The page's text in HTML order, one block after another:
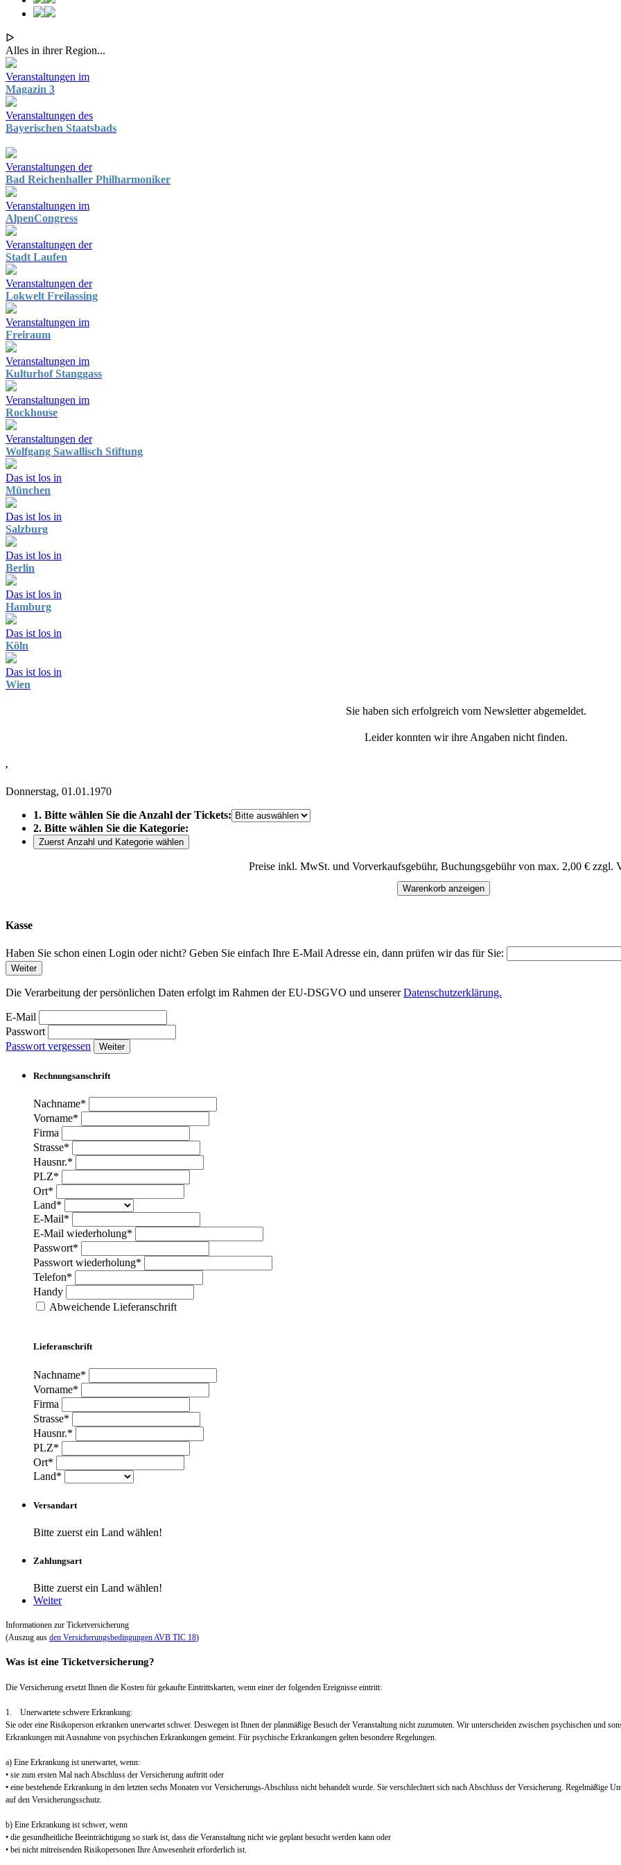
ᐅ
Alles in ihrer Region...
Veranstaltungen im
Magazin 3
Veranstaltungen des
Bayerischen Staatsbads
Veranstaltungen der
Bad Reichenhaller Philharmoniker
Veranstaltungen im
AlpenCongress
Veranstaltungen der
Stadt Laufen
Veranstaltungen der
Lokwelt Freilassing
Veranstaltungen im
Freiraum
Veranstaltungen im
Kulturhof Stanggass
Veranstaltungen im
Rockhouse
Veranstaltungen der
Wolfgang Sawallisch Stiftung
Das ist los in
München
Das ist los in
Salzburg
Das ist los in
Berlin
Das ist los in
Hamburg
Das ist los in
Köln
Das ist los in
Wien
Sie haben sich erfolgreich vom Newsletter abgemeldet.
Leider konnten wir ihre Angaben nicht finden.
,
Donnerstag, 01.01.1970
1. Bitte wählen Sie die Anzahl der Tickets:
2. Bitte wählen Sie die Kategorie:
Zuerst Anzahl und Kategorie wählen
Preise inkl. MwSt. und Vorverkaufsgebühr, Buchungsgebühr von max. 2,00 € zzgl.
Warenkorb anzeigen
Kasse
Haben Sie schon einen Login oder nicht? Geben Sie einfach Ihre E-Mail Adresse ein, dann prüfen wir das für Sie:
Weiter
Die Verarbeitung der persönlichen Daten erfolgt im Rahmen der EU-DSGVO und unsererDatenschutzerklärung.
E-Mail
Passwort
Passwort vergessen
Weiter
Rechnungsanschrift
Nachname*
Vorname*
Firma
Strasse*
Hausnr.*
PLZ*
Ort*
Land*
E-Mail*
E-Mail wiederholung*
Passwort*
Passwort wiederholung*
Telefon*
Handy
Abweichende Lieferanschrift
Lieferanschrift
Nachname*
Vorname*
Firma
Strasse*
Hausnr.*
PLZ*
Ort*
Land*
Versandart
Bitte zuerst ein Land wählen!
Zahlungsart
Bitte zuerst ein Land wählen!
Weiter
Informationen zur Ticketversicherung
(Auszug aus den Versicherungsbedingungen AVB TIC 18)
Was ist eine Ticketversicherung?
Die Versicherung ersetzt Ihnen die Kosten für gekaufte Eintrittskarten, wenn einer der folgenden Ereignisse eintritt:
1. Unerwartete schwere Erkrankung:
Sie oder eine Risikoperson erkranken unerwartet schwer. Deswegen ist Ihnen der planmäßige Besuch der Veranstaltung nicht zuzumuten. Wir unterscheiden zwischen psychischen und
Erkrankungen mit Ausnahme von psychischen Erkrankungen gemeint. Für psychische Erkrankungen gelten besondere Regelungen.
a) Eine Erkrankung ist unerwartet, wenn:
• sie zum ersten Mal nach Abschluss der Versicherung auftritt oder
• eine bestehende Erkrankung in den letzten sechs Monaten vor Versicherungs-Abschluss nicht behandelt wurde. Sie verschlechtert sich nach Abschluss der Versicherung. Regelmäßige
auf den Versicherungsschutz.
b) Eine Erkrankung ist schwer, wenn
• die gesundheitliche Beeinträchtigung so stark ist, dass die Veranstaltung nicht wie geplant besucht werden kann oder
• bei nicht mitreisenden Risikopersonen Ihre Anwesenheit erforderlich ist.